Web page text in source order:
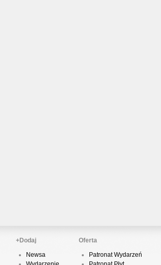
+Dodaj
Newsa
Oferta
Patronat Wydarzeń